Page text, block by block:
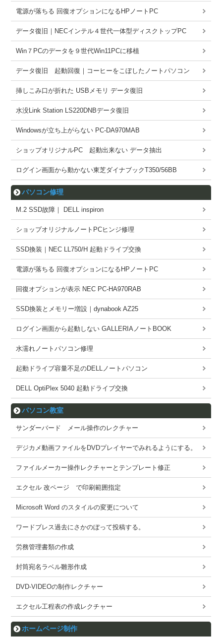
電源が落ちる 回復オプションになるHPノートPC
データ復旧｜NECインテル４世代一体型ディスクトップPC
Win７PCのデータを９世代Win11PCに移植
データ復旧 起動回復｜コーヒーをこぼしたノートパソコン
挿しこみ口が折れた USBメモリ データ復旧
水没Link Station LS220DNBデータ復旧
Windowsが立ち上がらない PC-DA970MAB
ショップオリジナルPC 起動出来ない データ抽出
ログイン画面から動かない東芝ダイナブックT350/56BB
パソコン修理
M.2 SSD故障｜ DELL inspiron
ショップオリジナルノートPCヒンジ修理
SSD換装｜NEC LL750/H 起動ドライブ交換
電源が落ちる 回復オプションになるHPノートPC
回復オプションが表示 NEC PC-HA970RAB
SSD換装とメモリー増設｜dynabook AZ25
ログイン画面から起動しない GALLERIAノートBOOK
水濡れノートパソコン修理
起動ドライブ容量不足のDELLノートパソコン
DELL OptiPlex 5040 起動ドライブ交換
パソコン教室
サンダーバード メール操作のレクチャー
デジカメ動画ファイルをDVDプレイヤーでみれるようにする。
ファイルメーカー操作レクチャーとテンプレート修正
エクセル 改ページ で印刷範囲指定
Microsoft Word のスタイルの変更について
ワードブレス過去にさかのぼって投稿する。
労務管理書類の作成
封筒宛名ラベル雛形作成
DVD-VIDEOの制作レクチャー
エクセル工程表の作成レクチャー
ホームページ制作